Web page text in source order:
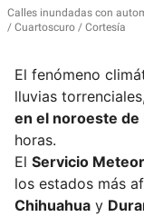
Calles inundadas con
Cuartoscuro / Cortesía
El fenómeno
lluvias torrenciales,
en el noroeste de
horas.
El Servicio
los estados más
Chihuahua y